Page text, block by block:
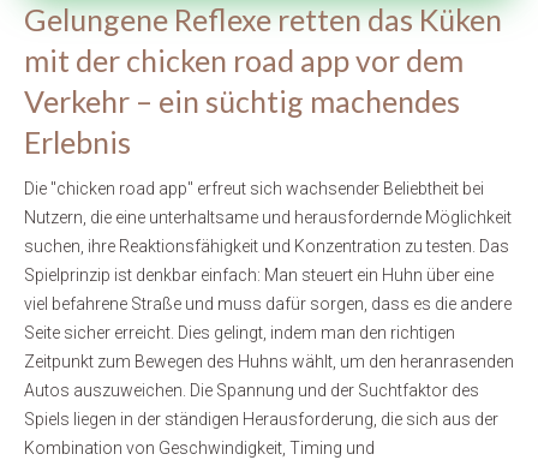
Gelungene Reflexe retten das Küken
mit der chicken road app vor dem
Verkehr – ein süchtig machendes
Erlebnis
Die "chicken road app" erfreut sich wachsender Beliebtheit bei
Nutzern, die eine unterhaltsame und herausfordernde Möglichkeit
suchen, ihre Reaktionsfähigkeit und Konzentration zu testen. Das
Spielprinzip ist denkbar einfach: Man steuert ein Huhn über eine
viel befahrene Straße und muss dafür sorgen, dass es die andere
Seite sicher erreicht. Dies gelingt, indem man den richtigen
Zeitpunkt zum Bewegen des Huhns wählt, um den heranrasenden
Autos auszuweichen. Die Spannung und der Suchtfaktor des
Spiels liegen in der ständigen Herausforderung, die sich aus der
Kombination von Geschwindigkeit, Timing und